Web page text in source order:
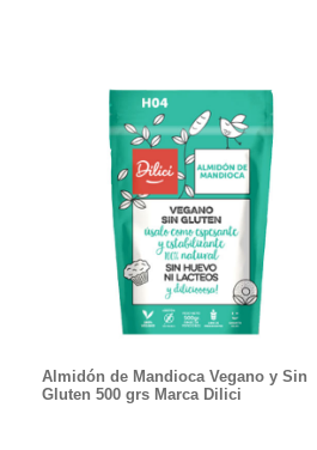
Almidón de Mandioca Vegano y Sin
Gluten 500 grs Marca Dilici